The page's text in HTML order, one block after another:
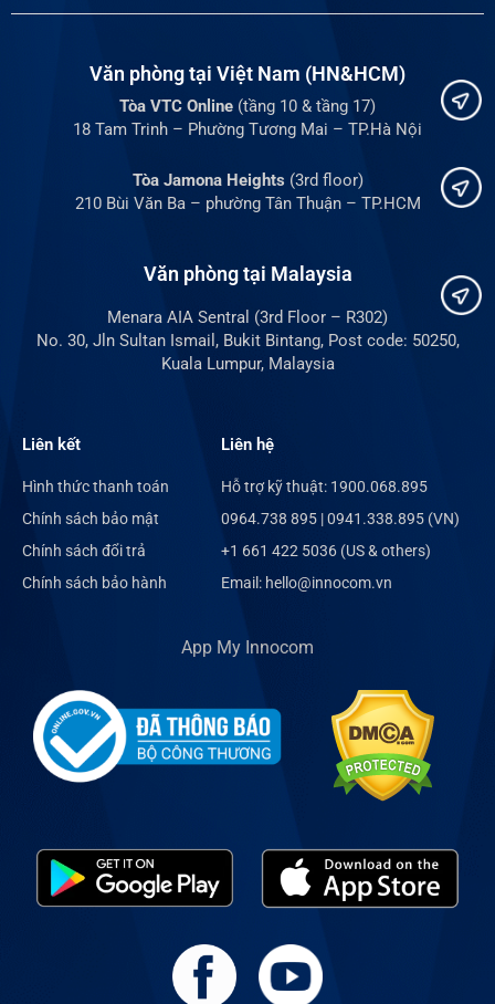
Văn phòng tại Việt Nam (HN&HCM)
Tòa VTC Online (tầng 10 & tầng 17)
18 Tam Trinh – Phường Tương Mai – TP.Hà Nội
Tòa Jamona Heights (3rd floor)
210 Bùi Văn Ba – phường Tân Thuận – TP.HCM
Văn phòng tại Malaysia
Menara AIA Sentral (3rd Floor – R302)
No. 30, Jln Sultan Ismail, Bukit Bintang, Post code: 50250,
Kuala Lumpur, Malaysia
Liên kết
Hình thức thanh toán
Chính sách bảo mật
Chính sách đổi trả
Chính sách bảo hành
Liên hệ
Hỗ trợ kỹ thuật: 1900.068.895
0964.738 895 | 0941.338.895 (VN)
+1 661 422 5036 (US & others)
Email: hello@innocom.vn
App My Innocom